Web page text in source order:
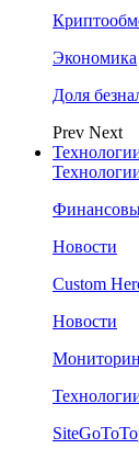
Экономика
Доля
Prev Next
Новости
Custom
Новости